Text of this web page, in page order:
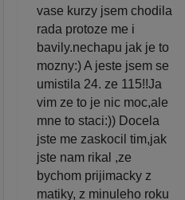
vase kurzy jsem chodila
rada protoze me i
bavily.nechapu jak je to
mozny:) A jeste jsem se
umistila 24. ze 115!!Ja
vim ze to je nic moc,ale
mne to staci:)) Docela
jste me zaskocil tim,jak
jste nam rikal ,ze
bychom prijimacky z
matiky, z minuleho roku